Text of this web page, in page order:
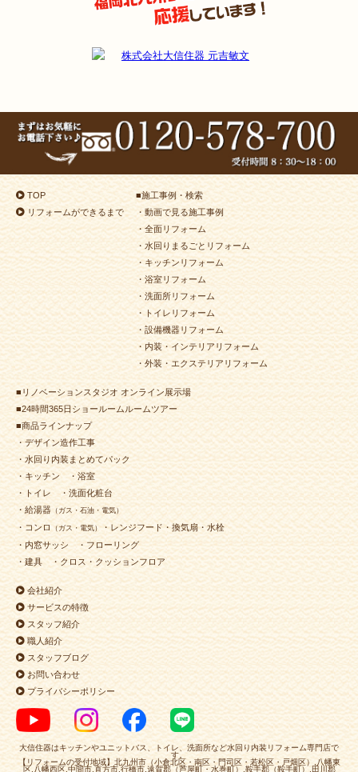
TOP
リフォームができるまで
■施工事例・検索
・動画で見る施工事例
・全面リフォーム
・水回りまるごとリフォーム
・キッチンリフォーム
・浴室リフォーム
・洗面所リフォーム
・トイレリフォーム
・設備機器リフォーム
・内装・インテリアリフォーム
・外装・エクステリアリフォーム
■リノベーションスタジオ オンライン展示場
■24時間365日ショールームルームツアー
■商品ラインナップ
・デザイン造作工事
・水回り内装まとめてパック
・キッチン
・浴室
・トイレ
・洗面化粧台
・給湯器 （ガス・石油・電気）
・コンロ （ガス・電気）・レンジフード・換気扇・水栓
・内窓サッシ
・フローリング
・建具
・クロス・クッションフロア
会社紹介
サービスの特徴
スタッフ紹介
職人紹介
スタッフブログ
お問い合わせ
プライバシーポリシー
大信住器はキッチンやユニットバス、トイレ、洗面所など水回り内装リフォーム専門店で
す。
【リフォームの受付地域】北九州市（小倉北区・南区・門司区・若松区・戸畑区）,八幡東
区,八幡西区,中間市,直方市,行橋市,遠賀郡（芦屋町・水巻町）,鞍手郡（鞍手町）,田川郡